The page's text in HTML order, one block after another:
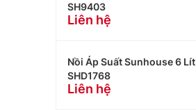
SH9403
Liên hệ
Nồi Áp Suất Sunhouse 6 Lít
SHD1768
Liên hệ